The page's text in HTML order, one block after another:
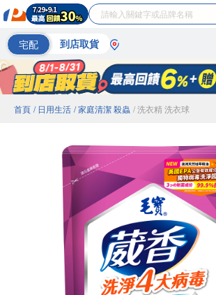
宅配 到店取貨
首頁 / 日用生活 / 家庭清潔 殺蟲 / 洗衣精 洗衣球